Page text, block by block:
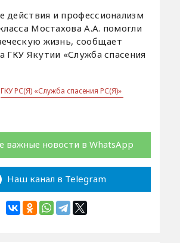
действия и профессионализм
Мостахова А.А. помогли
жизнь, сообщает
ГКУ Якутии «Служба спасения
ГКУ РС(Я) «Служба спасения РС(Я)»
важные новости в WhatsApp
Наш канал в Telegram